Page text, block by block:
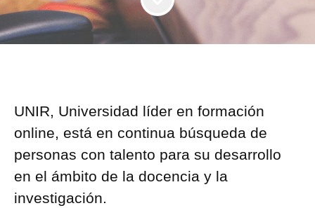
UNIR, Universidad líder en formación
online, está en continua búsqueda de
personas con talento para su desarrollo
en el ámbito de la docencia y la
investigación.